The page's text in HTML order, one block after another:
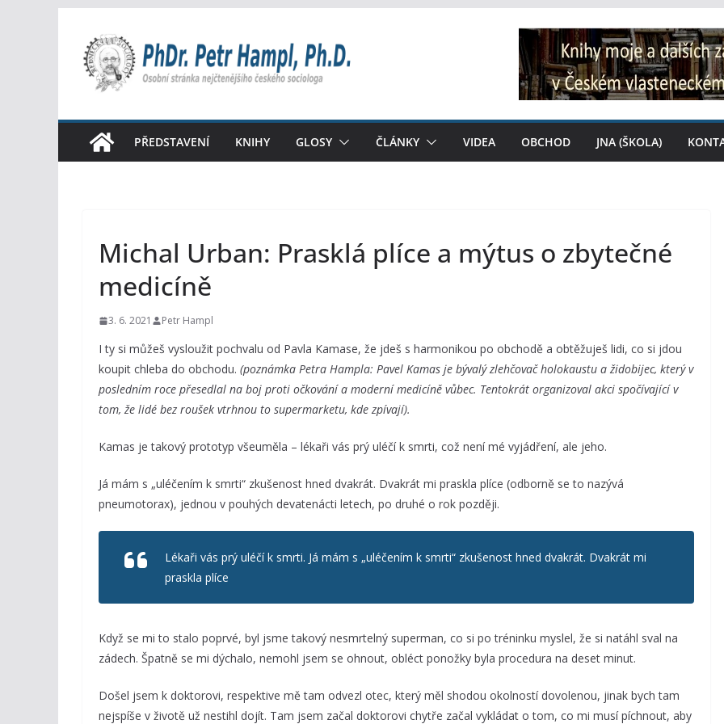
obsah
PŘEDSTAVENÍ KNIHY GLOSY ČLÁNKY VIDEA OBCHOD JNA (ŠKOLA)
Michal Urban: Prasklá plíce a mýtus o zbytečné
medicíně
3. 6. 2021 Petr Hampl
I ty si můžeš vysloužit pochvalu od Pavla Kamase, že jdeš s harmonikou po obchodě a obtěžuješ lidi, co si jdou
koupit chleba do obchodu. (poznámka Petra Hampla: Pavel Kamas je bývalý zlehčovač holokaustu a židobijec, který v
posledním roce přesedlal na boj proti očkování a moderní medicíně vůbec. Tentokrát organizoval akci spočívající v
tom, že lidé bez roušek vtrhnou to supermarketu, kde zpívají).
Kamas je takový prototyp všeuměla – lékaři vás prý uléčí k smrti, což není mé vyjádření, ale jeho.
Já mám s „uléčením k smrti“ zkušenost hned dvakrát. Dvakrát mi praskla plíce (odborně se to nazývá
pneumotorax), jednou v pouhých devatenácti letech, po druhé o rok později.
Lékaři vás prý uléčí k smrti. Já mám s „uléčením k smrti“ zkušenost hned dvakrát. Dvakrát mi
praskla plíce
Když se mi to stalo poprvé, byl jsme takový nesmrtelný superman, co si po tréninku myslel, že si natáhl sval na
zádech. Špatně se mi dýchalo, nemohl jsem se ohnout, obléct ponožky byla procedura na deset minut.
Došel jsem k doktorovi, respektive mě tam odvezl otec, který měl shodou okolností dovolenou, jinak bych tam
nejspíše v životě už nestihl dojít. Tam jsem začal doktorovi chytře začal vykládat o tom, co mi musí píchnout, aby